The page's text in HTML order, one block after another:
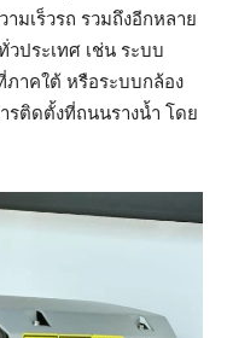
มเร็วรถ รวมถึงอีกหลาย
ประเทศ เช่น ระบบ
าคใต้ หรือระบบกล้อง
ติดตั้งที่ถนนรางน้ำ โดย